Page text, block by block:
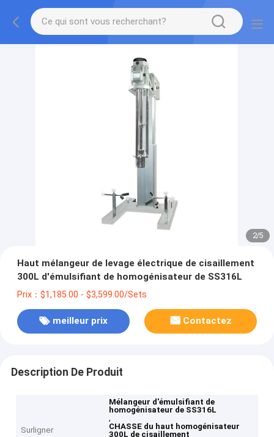
2/5
Haut mélangeur de levage électrique de cisaillement
300L d'émulsifiant de homogénisateur de SS316L
Prix：$1,185.00 - $3,599.00/Sets
meilleur prix Contactez
Description De Produit
Surligner
Mélangeur d'émulsifiant de
homogénisateur de SS316L
,
CHASSE du haut homogénisateur
300L de cisaillement